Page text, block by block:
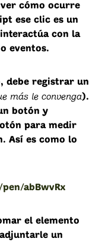
cómo ocurre
ese clic es un
con la
eventos.
debe registrar un
más le convenga).
botón y
para medir
Así es como lo
abBwvRx
el elemento
un